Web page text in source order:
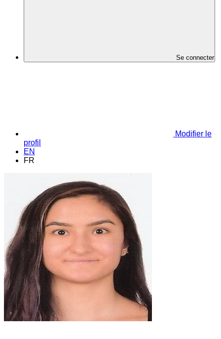
Se connecter
Modifier le
profil
EN
FR